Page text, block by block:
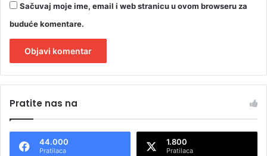
Sačuvaj moje ime, email i web stranicu u ovom browseru za
buduće komentare.
tPratite nas na
44.000
Pratilaca
1.800
Pratilaca